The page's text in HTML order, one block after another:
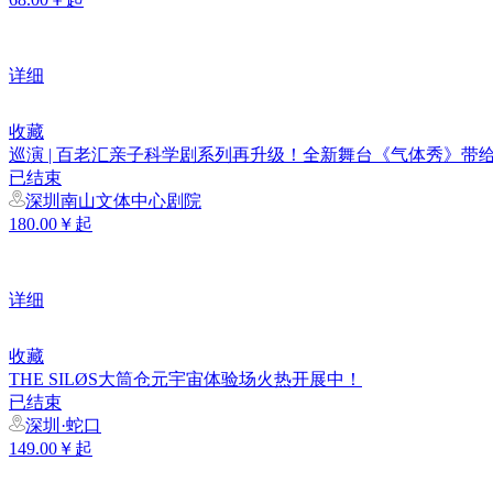
详细
收藏
巡演 | 百老汇亲子科学剧系列再升级！全新舞台《气体秀》带
已结束
深圳南山文体中心剧院
180.00￥起
详细
收藏
THE SILØS大筒仓元宇宙体验场火热开展中！
已结束
深圳·蛇口
149.00￥起